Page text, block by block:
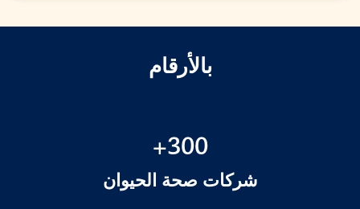
بالأرقام
300+
شركات صحة الحيوان